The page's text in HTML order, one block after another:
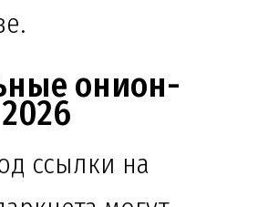
онион-
ссылки на